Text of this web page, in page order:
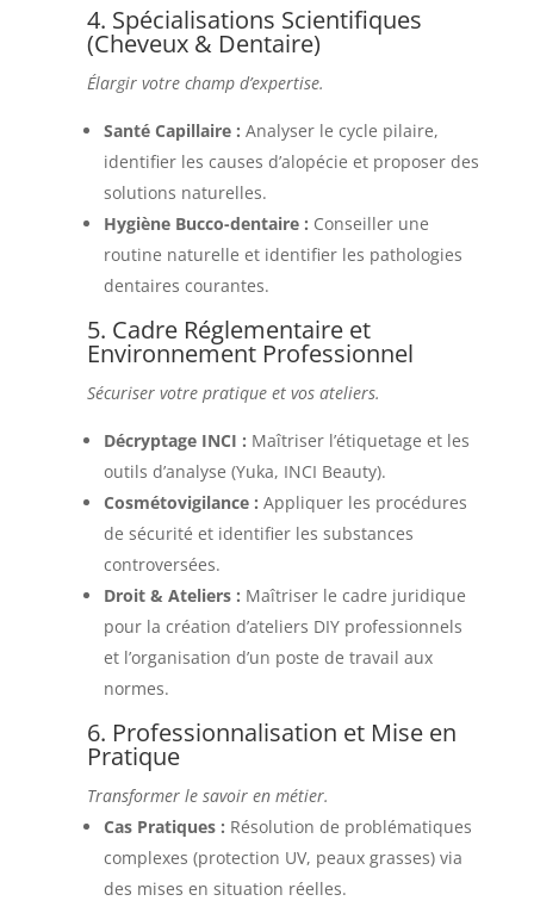
4. Spécialisations Scientifiques
(Cheveux & Dentaire)
Élargir votre champ d’expertise.
Santé Capillaire : Analyser le cycle pilaire,
identifier les causes d’alopécie et proposer des
solutions naturelles.
Hygiène Bucco-dentaire : Conseiller une
routine naturelle et identifier les pathologies
dentaires courantes.
5. Cadre Réglementaire et
Environnement Professionnel
Sécuriser votre pratique et vos ateliers.
Décryptage INCI : Maîtriser l’étiquetage et les
outils d’analyse (Yuka, INCI Beauty).
Cosmétovigilance : Appliquer les procédures
de sécurité et identifier les substances
controversées.
Droit & Ateliers : Maîtriser le cadre juridique
pour la création d’ateliers DIY professionnels
et l’organisation d’un poste de travail aux
normes.
6. Professionnalisation et Mise en
Pratique
Transformer le savoir en métier.
Cas Pratiques : Résolution de problématiques
complexes (protection UV, peaux grasses) via
des mises en situation réelles.